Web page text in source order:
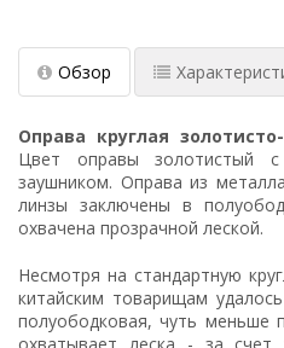
Обзор
Оправа круглая
Цвет оправы золотистый
заушником. Оправа из
линзы заключены в
охвачена прозрачной леской.
Несмотря на стандартную
китайским товарищам
полуободковая, чуть меньше
охватывает леска - за счет